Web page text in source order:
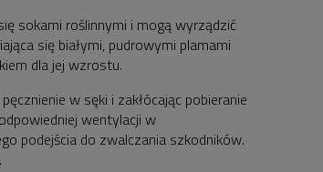
sokami roślinnymi i mogą wyrządzić
się białymi, pudrowymi plamami
dla jej wzrostu.
w sęki i zakłócając pobieranie
wentylacji w
podejścia do zwalczania szkodników.